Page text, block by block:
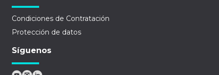
Condiciones de Contratación
Protección de datos
Síguenos